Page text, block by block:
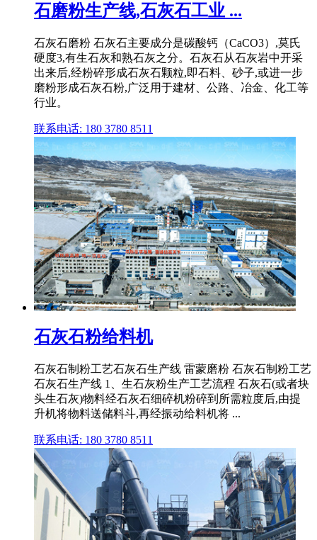
石磨粉生产线,石灰石工业 ...
石灰石磨粉 石灰石主要成分是碳酸钙（CaCO3）,莫氏
硬度3,有生石灰和熟石灰之分。石灰石从石灰岩中开采
出来后,经粉碎形成石灰石颗粒,即石料、砂子,或进一步
磨粉形成石灰石粉,广泛用于建材、公路、冶金、化工等
行业。
联系电话: 180 3780 8511
石灰石粉给料机
石灰石制粉工艺石灰石生产线 雷蒙磨粉 石灰石制粉工艺
石灰石生产线 1、生石灰粉生产工艺流程 石灰石(或者块
头生石灰)物料经石灰石细碎机粉碎到所需粒度后,由提
升机将物料送储料斗,再经振动给料机将 ...
联系电话: 180 3780 8511